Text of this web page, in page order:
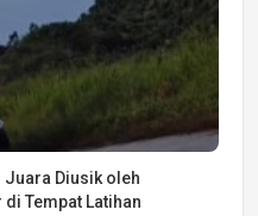
Juara Diusik oleh
Tempat Latihan